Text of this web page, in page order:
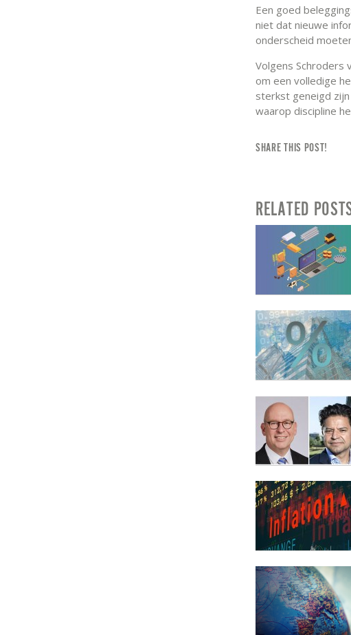
Een goed
niet dat nieuwe
onderscheid
Volgens Schroders
om een volledige
sterkst geneigd
waarop discipline
SHARE THIS POST!
RELATED